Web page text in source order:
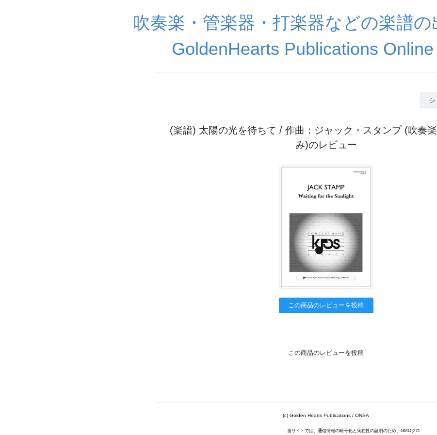
吹奏楽・管楽器・打楽器などの楽譜の
GoldenHearts Publications
(楽譜) 太陽の光を待ちて / 作曲：ジャック・スタンプ (吹奏
み)のレビュー
この商品のレビューを投稿
この商品のレビューを投稿
(c) Golden Hearts Publications / ONSA
当サイトでは、通信情報の暗号化と実在性の証明のため、GMOグロ